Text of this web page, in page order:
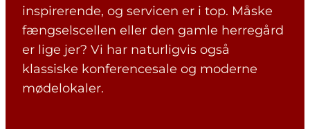
inspirerende, og servicen er i top. Måske
fængselscellen eller den gamle herregård
er lige jer? Vi har naturligvis også
klassiske konferencesale og moderne
mødelokaler.